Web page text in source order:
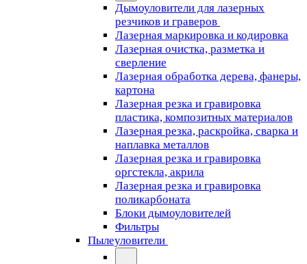
Дымоуловители для лазерных
резчиков и граверов
Лазерная маркировка и кодировка
Лазерная очистка, разметка и
сверление
Лазерная обработка дерева, фанеры,
картона
Лазерная резка и гравировка
пластика, композитных материалов
Лазерная резка, раскройка, сварка и
наплавка металлов
Лазерная резка и гравировка
оргстекла, акрила
Лазерная резка и гравировка
поликарбоната
Блоки дымоуловителей
Фильтры
Пылеуловители